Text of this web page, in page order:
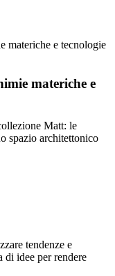
materiche e tecnologie
materiche e
Matt: le
spazio architettonico
tendenze e
di idee per rendere